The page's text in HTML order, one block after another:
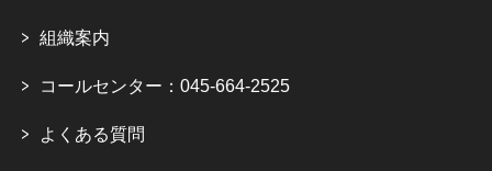
組織案内
コールセンター：045-664-2525
よくある質問